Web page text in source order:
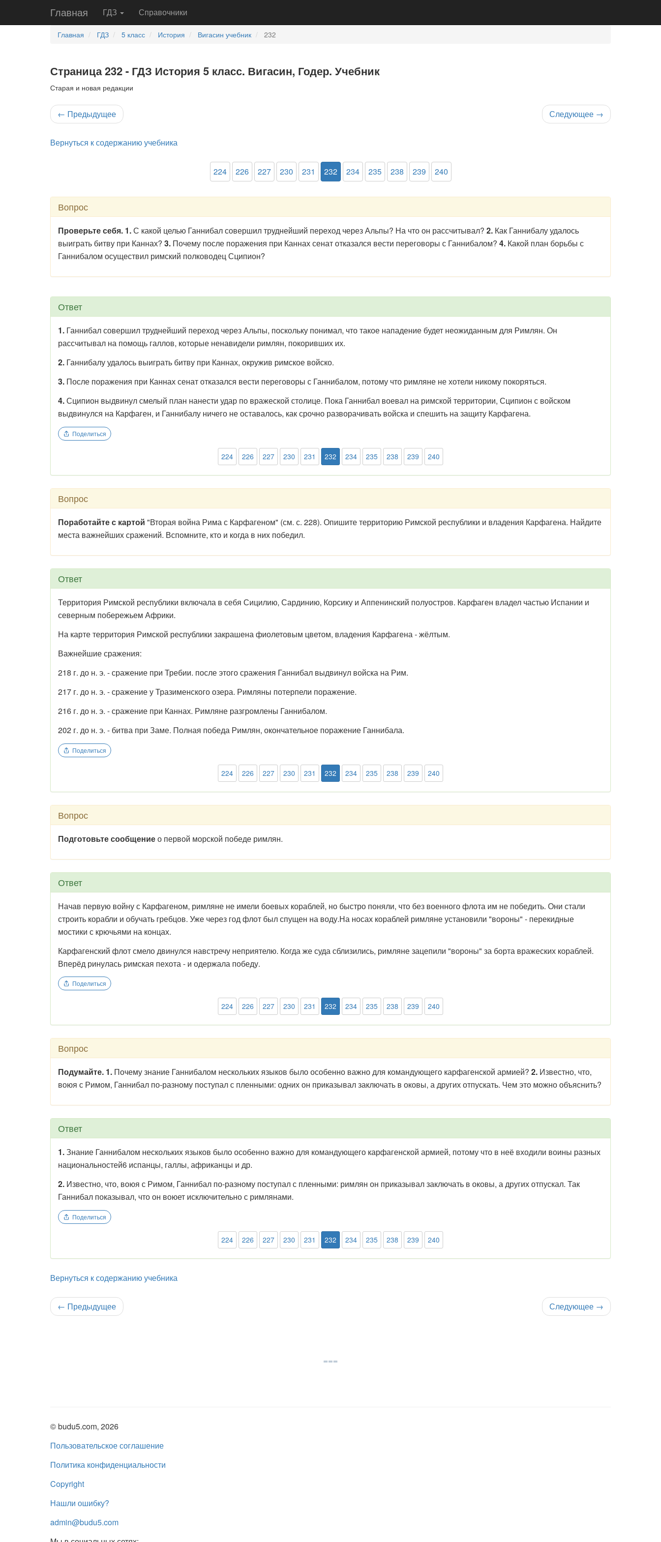
Главная ГДЗ Справочники
Главная ГДЗ 5 класс История Вигасин учебник 232
Страница 232 - ГДЗ История 5 класс. Вигасин, Годер. Учебник
Старая и новая редакции
← Предыдущее Следующее →
Вернуться к содержанию учебника
224 226 227 230 231 232 234 235 238 239 240
Вопрос
Проверьте себя. 1.С какой целью Ганнибал совершил труднейший переход через Альпы? На что он рассчитывал? 2. Как Ганнибалу удалось
выиграть битву при Каннах? 3. Почему после поражения при Каннах сенат отказался вести переговоры с Ганнибалом? 4. Какой план борьбы с
Ганнибалом осуществил римский полководец Сципион?
Ответ
1. Ганнибал совершил труднейший переход через Альпы, поскольку понимал, что такое нападение будет неожиданным для Римлян. Он
рассчитывал на помощь галлов, которые ненавидели римлян, покоривших их.
2. Ганнибалу удалось выиграть битву при Каннах, окружив римское войско.
3. После поражения при Каннах сенат отказался вести переговоры с Ганнибалом, потому что римляне не хотели никому покоряться.
4.Сципион выдвинул смелый план нанести удар по вражеской столице. Пока Ганнибал воевал на римской территории, Сципион с войском
выдвинулся на Карфаген, и Ганнибалу ничего не оставалось, как срочно разворачивать войска и спешить на защиту Карфагена.
Поделиться
224 226 227 230 231 232 234 235 238 239 240
Вопрос
Поработайте с картой "Вторая война Рима с Карфагеном" (см. с. 228). Опишите территорию Римской республики и владения Карфагена. Найдите
места важнейших сражений. Вспомните, кто и когда в них победил.
Ответ
Территория Римской республики включала в себя Сицилию, Сардинию, Корсику и Аппенинский полуостров. Карфаген владел частью Испании и
северным побережьем Африки.
На карте территория Римской республики закрашена фиолетовым цветом, владения Карфагена - жёлтым.
Важнейшие сражения:
218 г. до н. э. - сражение при Требии. после этого сражения Ганнибал выдвинул войска на Рим.
217 г. до н. э. - сражение у Тразименского озера. Римляны потерпели поражение.
216 г. до н. э. - сражение при Каннах. Римляне разгромлены Ганнибалом.
202 г. до н. э. - битва при Заме. Полная победа Римлян, окончательное поражение Ганнибала.
Поделиться
224 226 227 230 231 232 234 235 238 239 240
Вопрос
Подготовьте сообщениео первой морской победе римлян.
Ответ
Начав первую войну с Карфагеном, римляне не имели боевых кораблей, но быстро поняли, что без военного флота им не победить. Они стали
строить корабли и обучать гребцов. Уже через год флот был спущен на воду.На носах кораблей римляне установили "вороны" - перекидные
мостики с крючьями на концах.
Карфагенский флот смело двинулся навстречу неприятелю. Когда же суда сблизились, римляне зацепили "вороны" за борта вражеских кораблей.
Вперёд ринулась римская пехота - и одержала победу.
Поделиться
224 226 227 230 231 232 234 235 238 239 240
Вопрос
Подумайте. 1. Почему знание Ганнибалом нескольких языков было особенно важно для командующего карфагенской армией? 2. Известно, что,
воюя с Римом, Ганнибал по-разному поступал с пленными: одних он приказывал заключать в оковы, а других отпускать. Чем это можно объяснить?
Ответ
1.Знание Ганнибалом нескольких языков было особенно важно для командующего карфагенской армией, потому что в неё входили воины разных
национальностей6 испанцы, галлы, африканцы и др.
2. Известно, что, воюя с Римом, Ганнибал по-разному поступал с пленными: римлян он приказывал заключать в оковы, а других отпускал. Так
Ганнибал показывал, что он воюет исключительно с римлянами.
Поделиться
224 226 227 230 231 232 234 235 238 239 240
Вернуться к содержанию учебника
← Предыдущее Следующее →
© budu5.com, 2026
Пользовательское соглашение
Политика конфиденциальности
Copyright
Нашли ошибку?
admin@budu5.com